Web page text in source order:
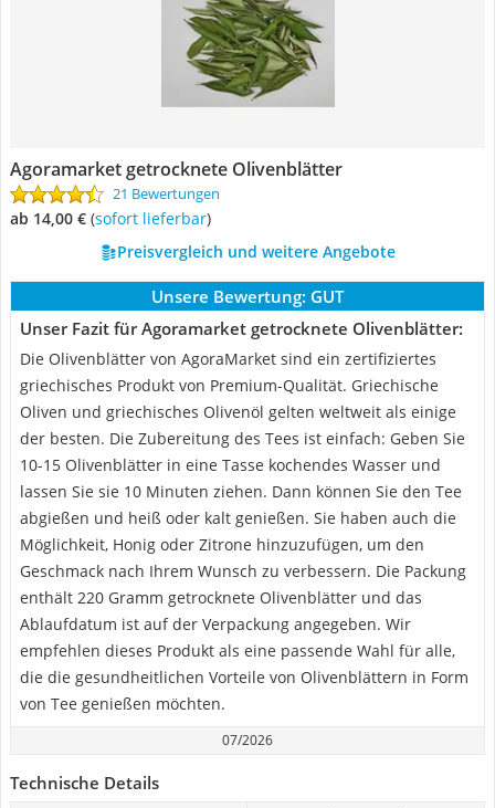
Agoramarket getrocknete Olivenblätter
21 Bewertungen
ab 14,00 € ( Sofort lieferbar)
Preisvergleich und weitere Angebote
Unsere Bewertung: GUT
Unser Fazit für Agoramarket getrocknete Olivenblätter:
Die Olivenblätter von AgoraMarket sind ein zertifiziertes
griechisches Produkt von Premium-Qualität. Griechische
Oliven und griechisches Olivenöl gelten weltweit als einige
der besten. Die Zubereitung des Tees ist einfach: Geben Sie
10-15 Olivenblätter in eine Tasse kochendes Wasser und
lassen Sie sie 10 Minuten ziehen. Dann können Sie den Tee
abgießen und heiß oder kalt genießen. Sie haben auch die
Möglichkeit, Honig oder Zitrone hinzuzufügen, um den
Geschmack nach Ihrem Wunsch zu verbessern. Die Packung
enthält 220 Gramm getrocknete Olivenblätter und das
Ablaufdatum ist auf der Verpackung angegeben. Wir
empfehlen dieses Produkt als eine passende Wahl für alle,
die die gesundheitlichen Vorteile von Olivenblättern in Form
von Tee genießen möchten.
07/2026
Technische Details